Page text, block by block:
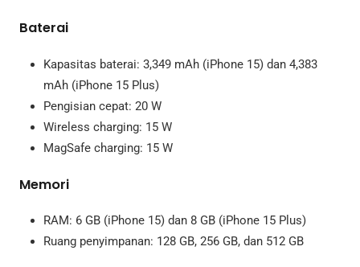
Baterai
Kapasitas baterai: 3,349 mAh (iPhone 15) dan 4,383
mAh (iPhone 15 Plus)
Pengisian cepat: 20 W
Wireless charging: 15 W
MagSafe charging: 15 W
Memori
RAM: 6 GB (iPhone 15) dan 8 GB (iPhone 15 Plus)
Ruang penyimpanan: 128 GB, 256 GB, dan 512 GB